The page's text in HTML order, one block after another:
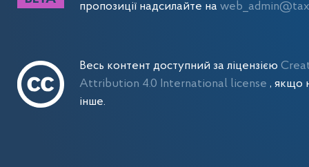
пропозиції надсилайте на
Весь контент доступний за ліцензією
Attribution 4.0 International license , якщо
інше.